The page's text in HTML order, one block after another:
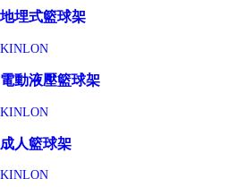
地埋式籃球架
KINLON
電動液壓籃球架
KINLON
成人籃球架
KINLON